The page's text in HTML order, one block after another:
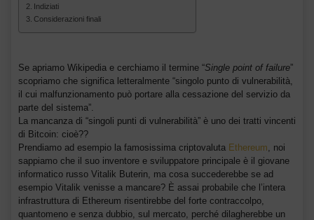
Indiziati
Considerazioni finali
Se apriamo Wikipedia e cerchiamo il termine “Single point of failure”
scopriamo che significa letteralmente “singolo punto di vulnerabilità,
il cui malfunzionamento può portare alla cessazione del servizio da
parte del sistema”.
La mancanza di “singoli punti di vulnerabilità” è uno dei tratti vincenti
di Bitcoin: cioè??
Prendiamo ad esempio la famosissima criptovaluta Ethereum, noi
sappiamo che il suo inventore e sviluppatore principale è il giovane
informatico russo Vitalik Buterin, ma cosa succederebbe se ad
esempio Vitalik venisse a mancare? È assai probabile che l’intera
infrastruttura di Ethereum risentirebbe del forte contraccolpo,
quantomeno e senza dubbio, sul mercato, perché dilagherebbe un